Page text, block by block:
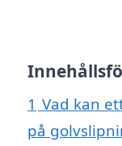
1 Vad kan
på